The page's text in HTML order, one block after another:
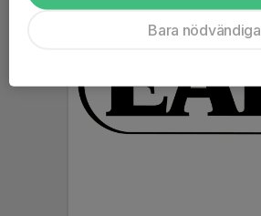
Bara nödvändiga